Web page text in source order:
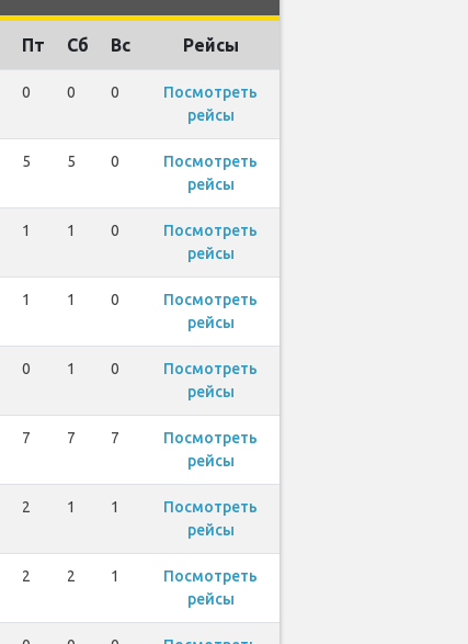
Пт Сб Вс Рейсы
0 0 0
Посмотреть
рейсы
5 5 0
Посмотреть
рейсы
1 1 0
Посмотреть
рейсы
1 1 0
Посмотреть
рейсы
0 1 0
Посмотреть
рейсы
7 7 7
Посмотреть
рейсы
2 1 1
Посмотреть
рейсы
2 2 1
Посмотреть
рейсы